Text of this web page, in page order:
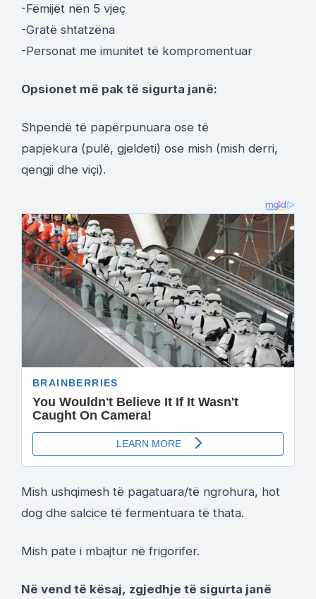
-Fëmijët nën 5 vjeç
-Gratë shtatzëna
-Personat me imunitet të kompromentuar
Opsionet më pak të sigurta janë:
Shpendë të papërpunuara ose të
papjekura (pulë, gjeldeti) ose mish (mish derri,
qengji dhe viçi).
Mish ushqimesh të pagatuara/të ngrohura, hot
dog dhe salcice të fermentuara të thata.
Mish pate i mbajtur në frigorifer.
Në vend të kësaj, zgjedhje të sigurta janë